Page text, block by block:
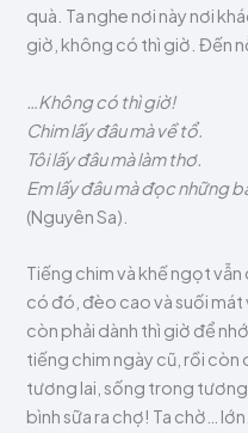
quà. Ta nghe nơi này nơi
giờ, không có thì giờ. Đến
…Không có thì giờ!
Chim lấy đâu mà về tổ.
Tôi lấy đâu mà làm thơ.
Em lấy đâu mà đọc những
(Nguyên Sa).
Tiếng chim và khế ngọt
có đó, đèo cao và suối
còn phải dành thì giờ để
tiếng chim ngày cũ, rồi
tương lai, sống trong
bình sữa ra chợ! Ta chờ…